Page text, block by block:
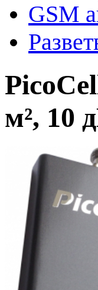
GSM
м², 10